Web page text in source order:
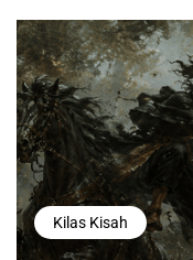
Kilas Kisah